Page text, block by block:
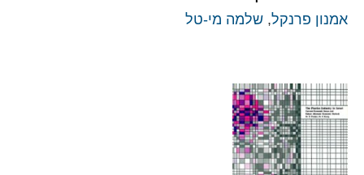
אמנון פרנקל, שלמה מי-טל